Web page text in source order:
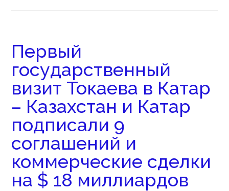
Первый
государственный
визит Токаева в Катар
– Казахстан и Катар
подписали 9
соглашений и
коммерческие сделки
на $ 18 миллиардов